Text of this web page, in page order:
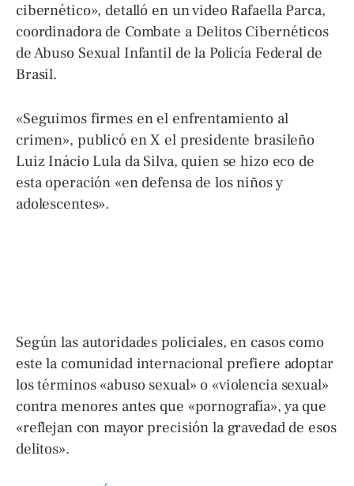
cibernético», detalló en un video Rafaella Parca,
coordinadora de Combate a Delitos Cibernéticos
de Abuso Sexual Infantil de la Policía Federal de
Brasil.
«Seguimos firmes en el enfrentamiento al
crimen», publicó en X el presidente brasileño
Luiz Inácio Lula da Silva, quien se hizo eco de
esta operación «en defensa de los niños y
adolescentes».
Según las autoridades policiales, en casos como
este la comunidad internacional prefiere adoptar
los términos «abuso sexual» o «violencia sexual»
contra menores antes que «pornografía», ya que
«reflejan con mayor precisión la gravedad de esos
delitos».